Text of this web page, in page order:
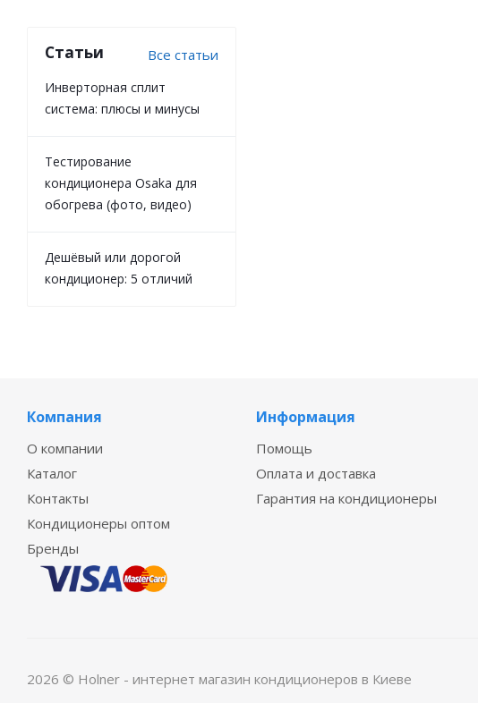
Статьи Все статьи
Инверторная сплит
система: плюсы и минусы
Тестирование
кондиционера Osaka для
обогрева (фото, видео)
Дешёвый или дорогой
кондиционер: 5 отличий
Компания
О компании
Каталог
Контакты
Кондиционеры оптом
Бренды
Информация
Помощь
Оплата и доставка
Гарантия на кондиционеры
2026 © Holner - интернет магазин кондиционеров в Киеве